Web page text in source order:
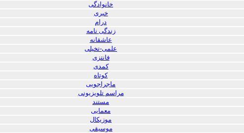
خانوادگی
خبری
درام
زندگی نامه
عاشقانه
علمی-تخیلی
فانتزی
کمدی
کوتاه
ماجراجویی
مراسم تلویزیونی
مستند
معمایی
موزیکال
موسیقی